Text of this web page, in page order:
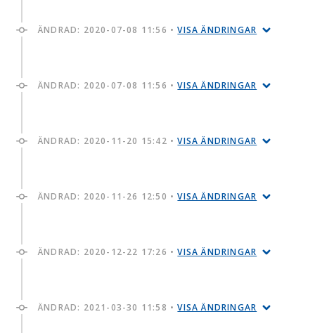
ÄNDRAD: 2020-07-08 11:56 •VISA ÄNDRINGAR
ÄNDRAD: 2020-07-08 11:56 •VISA ÄNDRINGAR
ÄNDRAD: 2020-11-20 15:42 •VISA ÄNDRINGAR
ÄNDRAD: 2020-11-26 12:50 •VISA ÄNDRINGAR
ÄNDRAD: 2020-12-22 17:26 •VISA ÄNDRINGAR
ÄNDRAD: 2021-03-30 11:58 •VISA ÄNDRINGAR